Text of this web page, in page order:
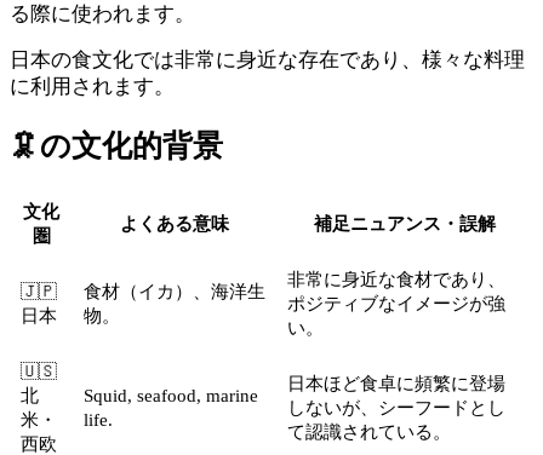
る際に使われます。
日本の食文化では非常に身近な存在であり、様々な料理
に利用されます。
🦑 の文化的背景
文化
圏
よくある意味 補足ニュアンス・誤解
🇯🇵
日本
食材（イカ）、海洋生
物。
非常に身近な食材であり、
ポジティブなイメージが強
い。
🇺🇸
北
米・
西欧
Squid, seafood, marine
life.
日本ほど食卓に頻繁に登場
しないが、シーフードとし
て認識されている。